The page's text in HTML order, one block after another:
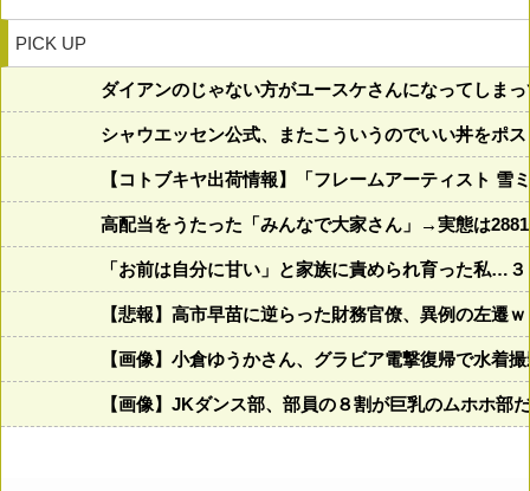
PICK UP
ダイアンのじゃない方がユースケさんになってしま
シャウエッセン公式、またこういうのでいい丼をポス
【コトブキヤ出荷情報】「フレームアーティスト
高配当をうたった「みんなで大家さん」→実態は
「お前は自分に甘い」と家族に責められ育った私…
【悲報】高市早苗に逆らった財務官僚、異例の左遷
【画像】小倉ゆうかさん、グラビア電撃復帰で水着
【画像】JKダンス部、部員の８割が巨乳のムホホ部